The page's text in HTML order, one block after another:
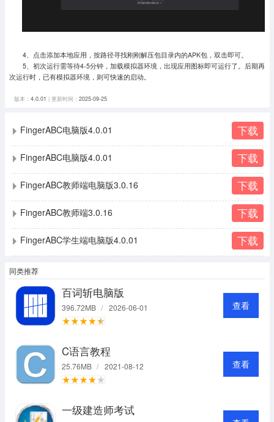
4、点击添加本地应用，按路径寻找刚刚解压包目录内的APK包，双击即可。
5、初次运行需等待4-5分钟，加载模拟器环境，出现应用图标即可运行了。 后期再
次运行时，已有模拟器环境，则可快速的启动。
版本： 4.0.01 | 更新时间： 2025-09-25
FingerABC电脑版4.0.01 下载
FingerABC电脑版4.0.01 下载
FingerABC教师端电脑版3.0.16 下载
FingerABC教师端3.0.16 下载
FingerABC学生端电脑版4.0.01 下载
同类推荐
百词斩电脑版
396.72MB / 2026-06-01 查看
C语言教程
25.76MB / 2021-08-12 查看
一级建造师考试